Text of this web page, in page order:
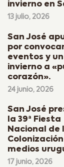
invierno en
13 julio, 2026
San José
por
eventos y un
invierno a
corazón».
24 junio, 2026
San José
la 39ª Fiesta
Nacional de
medios
17 junio, 2026